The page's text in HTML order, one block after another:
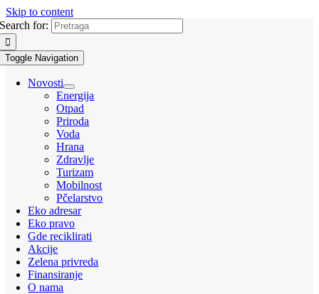
Skip to content
Search for:
Toggle Navigation
Novosti
Energija
Otpad
Priroda
Voda
Hrana
Zdravlje
Turizam
Mobilnost
Pčelarstvo
Eko adresar
Eko pravo
Gde reciklirati
Akcije
Zelena privreda
Finansiranje
O nama